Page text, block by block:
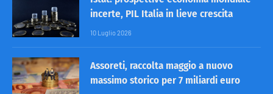
incerte, PIL Italia in lieve crescita
10 Luglio 2026
Assoreti, raccolta maggio a nuovo
massimo storico per 7 miliardi euro